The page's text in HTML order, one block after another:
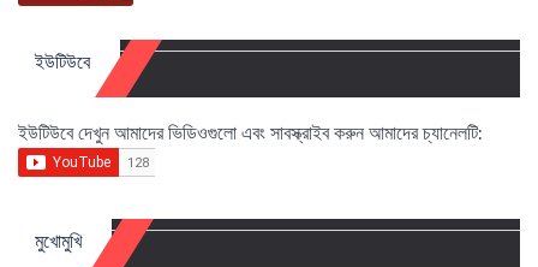
ইউটিউবে
ইউটিউবে দেখুন আমাদের ভিডিওগুলো এবং সাবস্ক্রাইব করুন আমাদের চ্যানেলটি:
মুখোমুখি